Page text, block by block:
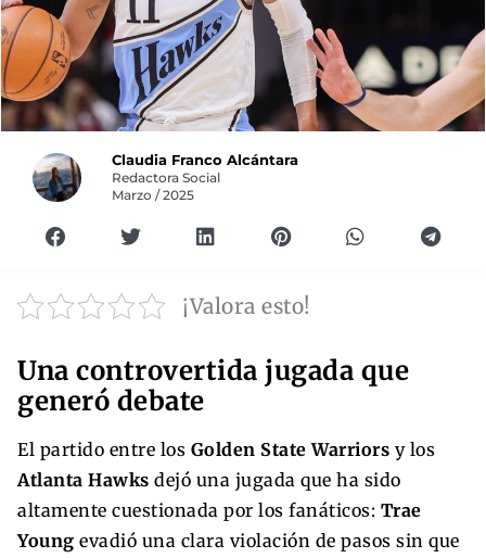
Claudia Franco Alcántara
Redactora Social
Marzo / 2025
¡Valora esto!
Una controvertida jugada que
generó debate
El partido entre los Golden State Warriors y los
Atlanta Hawks dejó una jugada que ha sido
altamente cuestionada por los fanáticos: Trae
Young evadió una clara violación de pasos sin que